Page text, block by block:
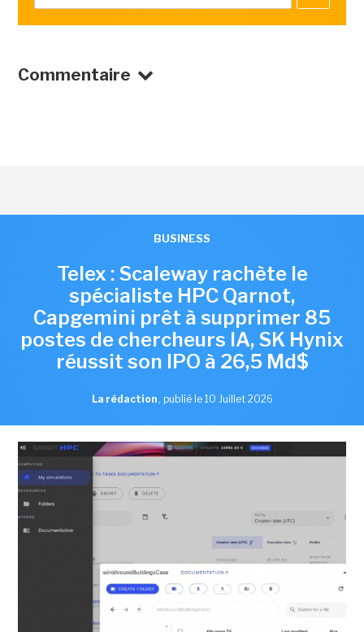
Commentaire
BUSINESS
Telex : Scaleway rachète le
spécialiste HPC Qarnot,
Capgemini prêt à supprimer 85
postes de chercheurs IA, SK Hynix
réussit son IPO à 26,5 Md$
La rédaction , publié le 10 Juillet 2026